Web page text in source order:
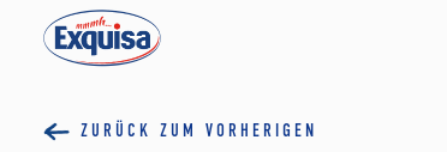
ZURÜCK ZUM VORHERIGEN